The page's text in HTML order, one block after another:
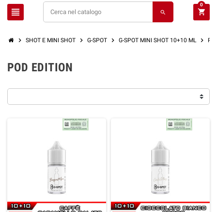
view_headline search shopping_cart
0
chevron_right SHOT E MINI SHOT chevron_right G-SPOT chevron_right G-SPOT MINI SHOT 10+10 ML chevron_right
POD EDITION